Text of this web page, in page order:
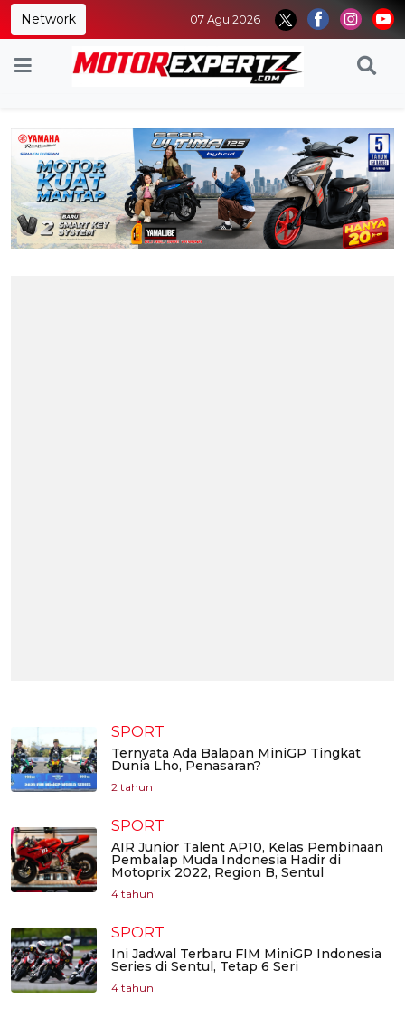
Network 07 Agu 2026
SPORT
Ternyata Ada Balapan MiniGP Tingkat
Dunia Lho, Penasaran?
2 tahun
SPORT
AIR Junior Talent AP10, Kelas Pembinaan
Pembalap Muda Indonesia Hadir di
Motoprix 2022, Region B, Sentul
4 tahun
SPORT
Ini Jadwal Terbaru FIM MiniGP Indonesia
Series di Sentul, Tetap 6 Seri
4 tahun